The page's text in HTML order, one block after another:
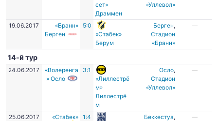
сет»
Драммен
«Уллевол»
19.06.2017
«Бранн»
Берген
5:0
«Стабек»
Берум
Берген,
Стадион
«Бранн»
—
14-й тур
24.06.2017
«Волеренга
» Осло
3:1
«Лиллестрё
м»
Лиллестрё
м
Осло,
Стадион
«Уллевол»
—
25.06.2017
«Стабек» 1:4
Беккестуа,
—